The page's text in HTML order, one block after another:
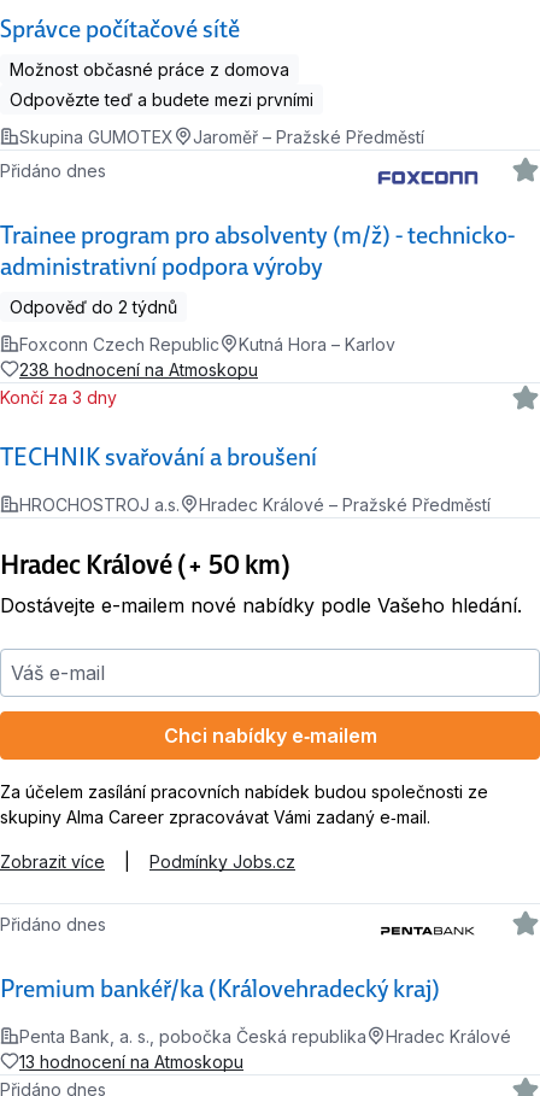
Správce počítačové sítě
Možnost občasné práce z domova
Odpovězte teď a budete mezi prvními
Skupina GUMOTEX
Jaroměř – Pražské Předměstí
Trainee program pro absolventy (m/ž) - technicko-
administrativní podpora výroby
Přidáno dnes
Odpověď do 2 týdnů
Foxconn Czech Republic
Kutná Hora – Karlov
238 hodnocení na Atmoskopu
TECHNIK svařování a broušení
Končí za 3 dny
HROCHOSTROJ a.s. Hradec Králové – Pražské Předměstí
Hradec Králové (+ 50 km)
Dostávejte e-mailem nové nabídky podle Vašeho hledání.
Váš e-mail
Chci nabídky e‑mailem
Za účelem zasílání pracovních nabídek budou společnosti ze
skupiny Alma Career zpracovávat Vámi zadaný e‑mail.
Zobrazit více Podmínky Jobs.cz
Premium bankéř/ka (Královehradecký kraj)
Přidáno dnes
Penta Bank, a. s., pobočka Česká republika
Hradec Králové
13 hodnocení na Atmoskopu
Přidáno dnes